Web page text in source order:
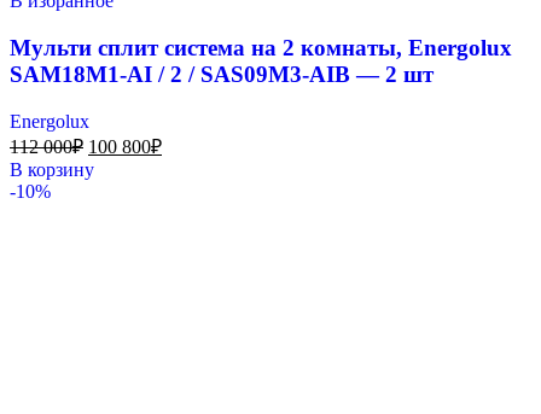
Мульти сплит система на 2 комнаты, Energolux
SAM18M1-AI / 2 / SAS09M3-AIB — 2 шт
Energolux
112 000₽ 100 800₽
В корзину
-10%